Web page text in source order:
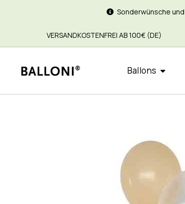
Sonderwünsche
VERSANDKOSTENFREI AB 100€ (DE)
Ballons